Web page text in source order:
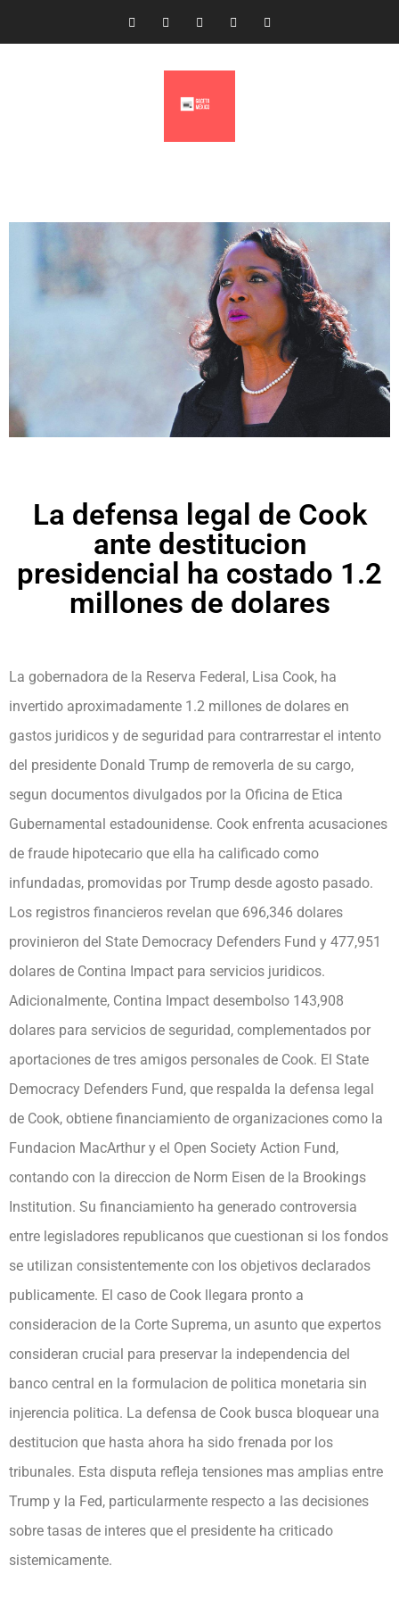
La defensa legal de Cook
ante destitucion
presidencial ha costado 1.2
millones de dolares
La gobernadora de la Reserva Federal, Lisa Cook, ha
invertido aproximadamente 1.2 millones de dolares en
gastos juridicos y de seguridad para contrarrestar el intento
del presidente Donald Trump de removerla de su cargo,
segun documentos divulgados por la Oficina de Etica
Gubernamental estadounidense. Cook enfrenta acusaciones
de fraude hipotecario que ella ha calificado como
infundadas, promovidas por Trump desde agosto pasado.
Los registros financieros revelan que 696,346 dolares
provinieron del State Democracy Defenders Fund y 477,951
dolares de Contina Impact para servicios juridicos.
Adicionalmente, Contina Impact desembolso 143,908
dolares para servicios de seguridad, complementados por
aportaciones de tres amigos personales de Cook. El State
Democracy Defenders Fund, que respalda la defensa legal
de Cook, obtiene financiamiento de organizaciones como la
Fundacion MacArthur y el Open Society Action Fund,
contando con la direccion de Norm Eisen de la Brookings
Institution. Su financiamiento ha generado controversia
entre legisladores republicanos que cuestionan si los fondos
se utilizan consistentemente con los objetivos declarados
publicamente. El caso de Cook llegara pronto a
consideracion de la Corte Suprema, un asunto que expertos
consideran crucial para preservar la independencia del
banco central en la formulacion de politica monetaria sin
injerencia politica. La defensa de Cook busca bloquear una
destitucion que hasta ahora ha sido frenada por los
tribunales. Esta disputa refleja tensiones mas amplias entre
Trump y la Fed, particularmente respecto a las decisiones
sobre tasas de interes que el presidente ha criticado
sistemicamente.